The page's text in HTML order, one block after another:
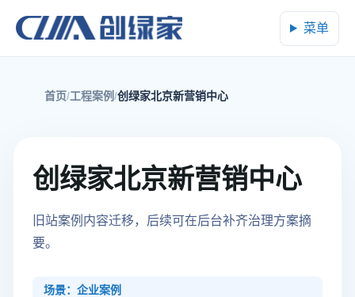
菜单
首页 工程案例 创绿家北京新营销中心
创绿家北京新营销中心
旧站案例内容迁移，后续可在后台补齐治理方案摘
要。
场景：企业案例